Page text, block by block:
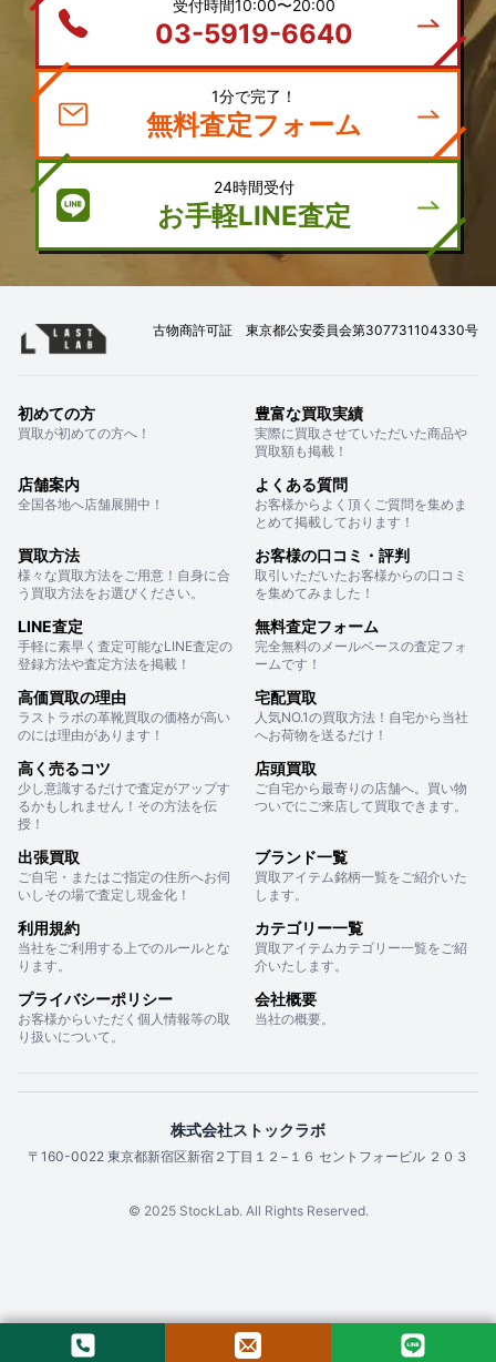
03-5919-6640
1分で完了！
無料査定フォーム
24時間受付
お手軽LINE査定
古物商許可証 東京都公安委員会第307731104330号
初めての方
買取が初めての方へ！
豊富な買取実績
実際に買取させていただいた商品や
買取額も掲載！
店舗案内
全国各地へ店舗展開中！
よくある質問
お客様からよく頂くご質問を集めま
とめて掲載しております！
買取方法
様々な買取方法をご用意！自身に合
う買取方法をお選びください。
お客様の口コミ・評判
取引いただいたお客様からの口コミ
を集めてみました！
LINE査定
手軽に素早く査定可能なLINE査定の
登録方法や査定方法を掲載！
無料査定フォーム
完全無料のメールベースの査定フォ
ームです！
高価買取の理由
ラストラボの革靴買取の価格が高い
のには理由があります！
宅配買取
人気NO.1の買取方法！自宅から当社
へお荷物を送るだけ！
高く売るコツ
少し意識するだけで査定がアップす
るかもしれません！その方法を伝
授！
店頭買取
ご自宅から最寄りの店舗へ。買い物
ついでにご来店して買取できます。
出張買取
ご自宅・またはご指定の住所へお伺
いしその場で査定し現金化！
ブランド一覧
買取アイテム銘柄一覧をご紹介いた
します。
利用規約
当社をご利用する上でのルールとな
ります。
カテゴリー一覧
買取アイテムカテゴリー一覧をご紹
介いたします。
プライバシーポリシー
お客様からいただく個人情報等の取
り扱いについて。
会社概要
当社の概要。
株式会社ストックラボ
〒160-0022 東京都新宿区新宿２丁目１２−１６ セントフォービル ２０３
© 2025 StockLab. All Rights Reserved.